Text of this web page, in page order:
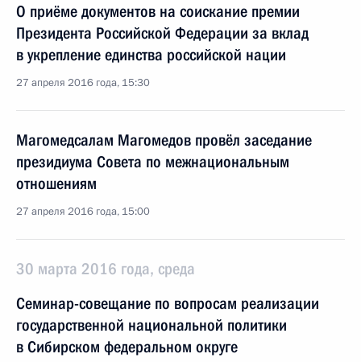
О приёме документов на соискание премии
Президента Российской Федерации за вклад
в укрепление единства российской нации
27 апреля 2016 года, 15:30
Магомедсалам Магомедов провёл заседание
президиума Совета по межнациональным
отношениям
27 апреля 2016 года, 15:00
30 марта 2016 года, среда
Семинар-совещание по вопросам реализации
государственной национальной политики
в Сибирском федеральном округе